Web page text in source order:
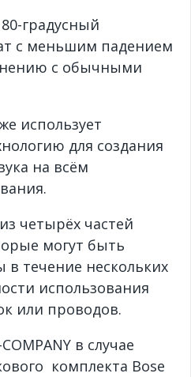
градусный
с меньшим падением
с обычными
использует
для создания
на всём
четырёх частей
могут быть
течение нескольких
использования
или проводов.
в случае
комплекта Bose